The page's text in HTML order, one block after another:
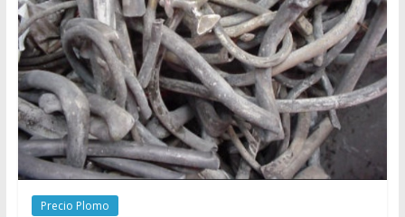
de
Chatarra
Directorio
de
Chatarreros
para
vender
Precio Plomo